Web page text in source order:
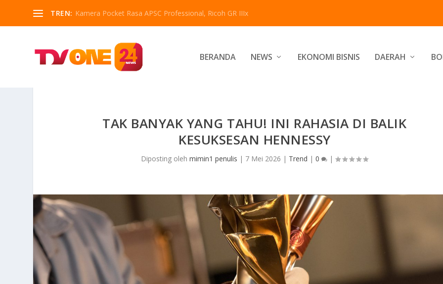
TREN: Kamera Pocket Rasa APSC Professional, Ricoh GR IIIx
BERANDA NEWS EKONOMI BISNIS DAERAH
TAK BANYAK YANG TAHU! INI RAHASIA DI BALIK
KESUKSESAN HENNESSY
Diposting olehmimin1 penulis | 7 Mei 2026 | Trend |0 |